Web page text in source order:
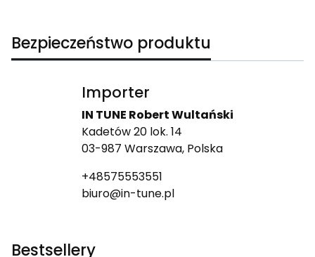
Bezpieczeństwo produktu
Importer
IN TUNE Robert Wultański
Kadetów 20 lok. 14
03-987 Warszawa, Polska
+48575553551
biuro@in-tune.pl
Bestsellery